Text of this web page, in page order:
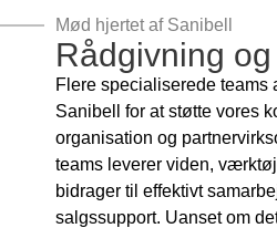
Mød hjertet af Sanibell
Rådgivning
Flere specialiserede teams
Sanibell for at støtte vores
organisation og
teams leverer viden,
bidrager til effektivt
salgssupport. Uanset om